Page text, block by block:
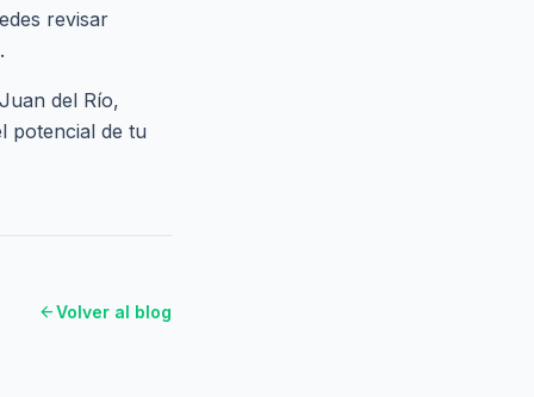
revisar
del Río,
potencial de tu
arrow_backVolver al blog